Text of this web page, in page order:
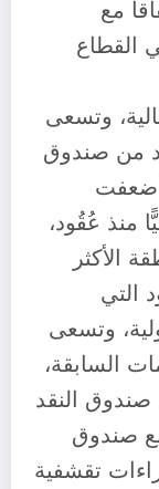
مع
القطاع
وتسعى
من صندوق
منذ عُقُود،
الأكثر
التي
وتسعى
السابقة،
صندوق النقد
صندوق
تقشفية